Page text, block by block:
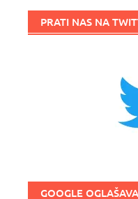
PRATI NAS NA
GOOGLE